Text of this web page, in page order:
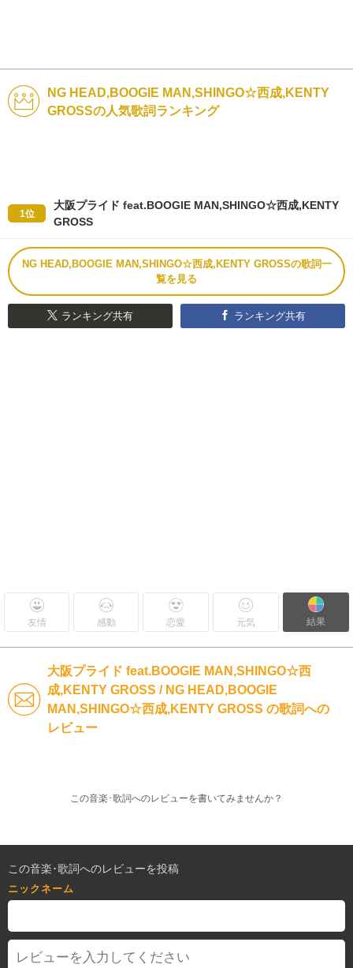
NG HEAD,BOOGIE MAN,SHINGO☆西成,KENTY
GROSSの人気歌詞ランキング
1位
大阪プライド feat.BOOGIE MAN,SHINGO☆西成,KENTY
GROSS
NG HEAD,BOOGIE MAN,SHINGO☆西成,KENTY GROSSの歌詞一
覧を見る
ランキング共有 ランキング共有
友情 感動 恋愛 元気 結果
大阪プライド feat.BOOGIE MAN,SHINGO☆西
成,KENTY GROSS / NG HEAD,BOOGIE
MAN,SHINGO☆西成,KENTY GROSS の歌詞への
レビュー
この音楽･歌詞へのレビューを書いてみませんか？
この音楽･歌詞へのレビューを投稿
ニックネーム